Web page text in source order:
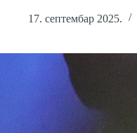
17. септембар 2025.